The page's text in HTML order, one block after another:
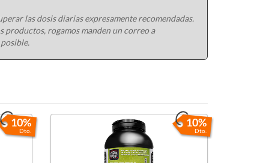
las dosis diarias expresamente recomendadas.
productos, rogamos manden un correo a
10%
Dto.
10%
Dto.